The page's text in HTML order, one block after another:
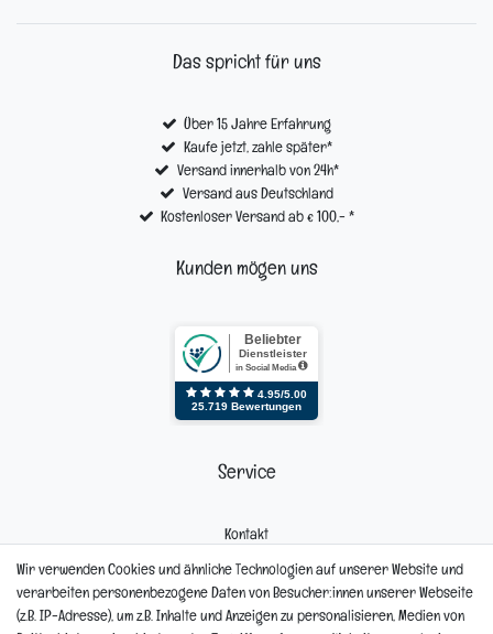
Das spricht für uns
Über 15 Jahre Erfahrung
Kaufe jetzt, zahle später*
Versand innerhalb von 24h*
Versand aus Deutschland
Kostenloser Versand ab € 100,- *
Kunden mögen uns
Service
Kontakt
Reklamation
Wir verwenden Cookies und ähnliche Technologien auf unserer Website und
verarbeiten personenbezogene Daten von Besucher:innen unserer Webseite
(z.B. IP-Adresse), um z.B. Inhalte und Anzeigen zu personalisieren, Medien von